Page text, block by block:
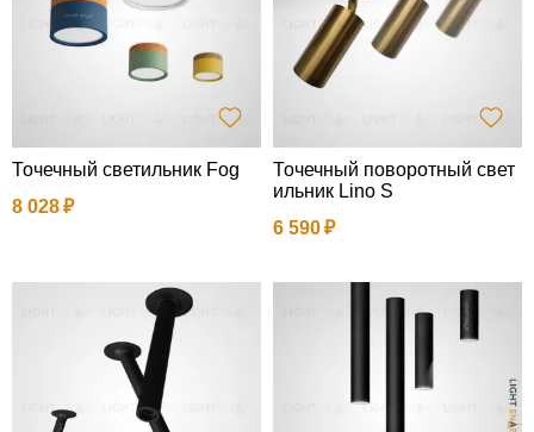
Точечный светильник Fog
8 028
Точечный поворотный свет
ильник Lino S
6 590